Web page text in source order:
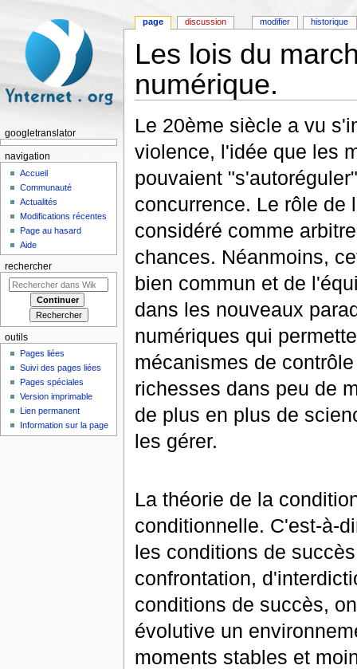
Les lois du
numérique.
Le 20ème siècle a vu
violence, l'idée que les
pouvaient
concurrence. Le rôle de
considéré comme
chances. Néanmoins,
bien commun et de
dans les nouveaux
numériques qui
mécanismes de
richesses dans peu de
de plus en plus de
les gérer.
La théorie de la
conditionnelle. C'est-à-
les conditions de
confrontation,
conditions de succès,
évolutive un
moments stables et
page discussion modifier historique
googletranslator
navigation
Accueil
Communauté
Actualités
Modifications récentes
Page au hasard
Aide
rechercher
outils
Pages liées
Suivi des pages liées
Pages spéciales
Version imprimable
Lien permanent
Information sur la page